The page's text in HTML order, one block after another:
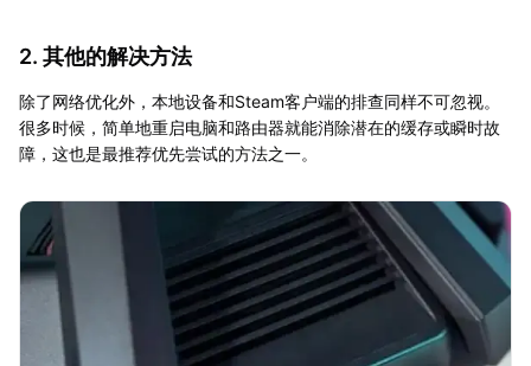
2. 其他的解决方法
除了网络优化外，本地设备和Steam客户端的排查同样不可忽视。
很多时候，简单地重启电脑和路由器就能消除潜在的缓存或瞬时故
障，这也是最推荐优先尝试的方法之一。